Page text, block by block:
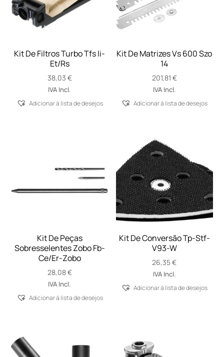
Kit De Filtros Turbo Tfs Ii-
Et/Rs
38,03 €
IVA Incl.
Adicionar á lista de desejos
Kit De Matrizes Vs 600 Szo
14
201,81 €
IVA Incl.
Adicionar á lista de desejos
Kit De Peças
Sobresselentes Zobo Fb-
Ce/Er-Zobo
28,08€
IVA Incl.
Adicionar á lista de desejos
Kit De Conversão Tp-Stf-
V93-W
26,35€
IVA Incl.
Adicionar á lista de desejos